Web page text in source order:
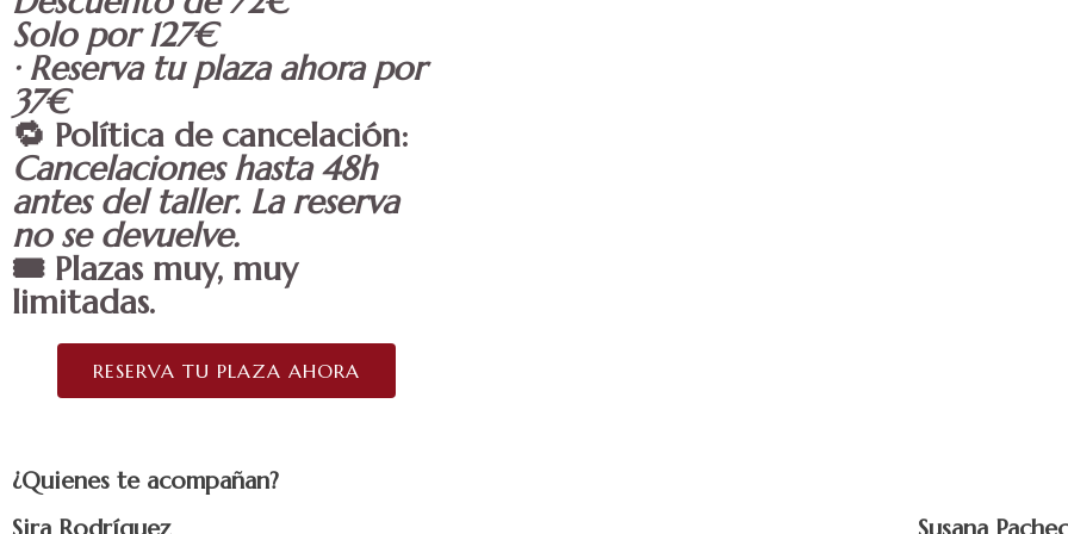
Solo por 127€
· Reserva tu plaza ahora por
37€
🔁 Política de cancelación:
Cancelaciones hasta 48h
antes del taller. La reserva
no se devuelve.
🎟️ Plazas muy, muy
limitadas.
RESERVA TU PLAZA AHORA
¿Quienes te acompañan?